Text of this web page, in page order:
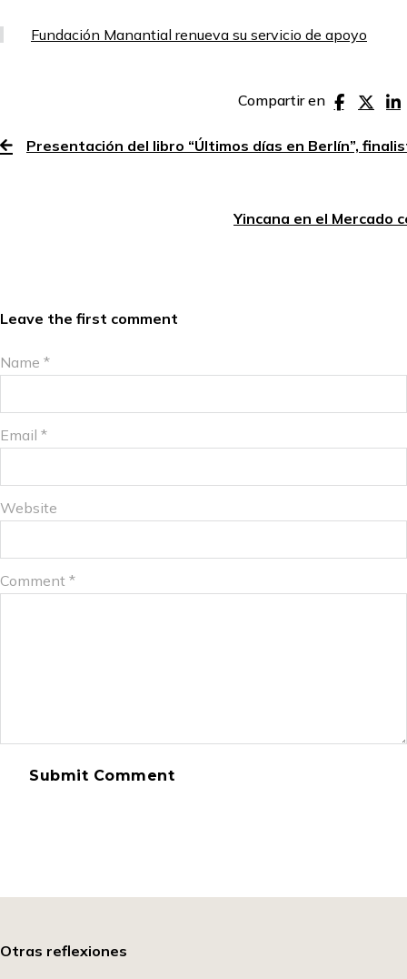
Fundación Manantial renueva su servicio de apoyo
Compartir en
Presentación del libro “Últimos días en Berlín”,
Yincana en el Mercado
Leave the first comment
Name *
Email *
Website
Comment *
Otras reflexiones